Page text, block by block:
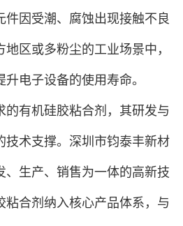
件因受潮、腐蚀出现接触不良
区或多粉尘的工业场景中，
电子设备的使用寿命。
的有机硅胶粘合剂，其研发与
技术支撑。深圳市钧泰丰新材
、生产、销售为一体的高新技
粘合剂纳入核心产品体系，与